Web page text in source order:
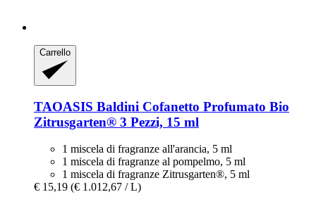
Carrello
TAOASIS Baldini Cofanetto Profumato Bio
Zitrusgarten® 3 Pezzi, 15 ml
1 miscela di fragranze all'arancia, 5 ml
1 miscela di fragranze al pompelmo, 5 ml
1 miscela di fragranze Zitrusgarten®, 5 ml
€ 15,19 (€ 1.012,67 / L)